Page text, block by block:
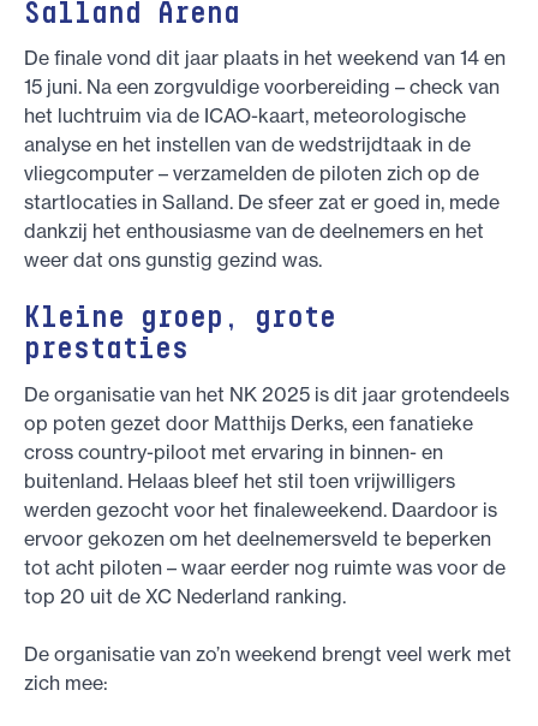
Salland Arena
De finale vond dit jaar plaats in het weekend van 14 en
15 juni. Na een zorgvuldige voorbereiding – check van
het luchtruim via de ICAO-kaart, meteorologische
analyse en het instellen van de wedstrijdtaak in de
vliegcomputer – verzamelden de piloten zich op de
startlocaties in Salland. De sfeer zat er goed in, mede
dankzij het enthousiasme van de deelnemers en het
weer dat ons gunstig gezind was.
Kleine groep, grote
prestaties
De organisatie van het NK 2025 is dit jaar grotendeels
op poten gezet door Matthijs Derks, een fanatieke
cross country-piloot met ervaring in binnen- en
buitenland. Helaas bleef het stil toen vrijwilligers
werden gezocht voor het finaleweekend. Daardoor is
ervoor gekozen om het deelnemersveld te beperken
tot acht piloten – waar eerder nog ruimte was voor de
top 20 uit de XC Nederland ranking.
De organisatie van zo’n weekend brengt veel werk met
zich mee: